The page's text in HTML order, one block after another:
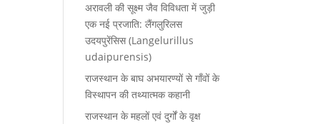
अरावली की सूक्ष्म जैव विविधता में जुड़ी
एक नई प्रजाति: लैंगलुरिलस
उदयपुरेंसिस (Langelurillus
udaipurensis)
राजस्थान के बाघ अभयारण्यों से गाँवों के
विस्थापन की तथ्यात्मक कहानी
राजस्थान के महलों एवं दुर्गों के वृक्ष